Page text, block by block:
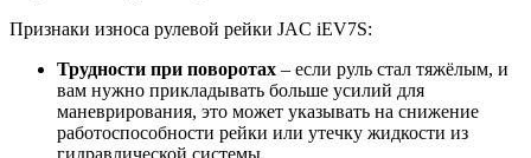
Признаки износа рулевой рейки JAC iEV7S:
Трудности при поворотах – если руль стал тяжёлым, и
вам нужно прикладывать больше усилий для
маневрирования, это может указывать на снижение
работоспособности рейки или утечку жидкости из
гидравлической системы.